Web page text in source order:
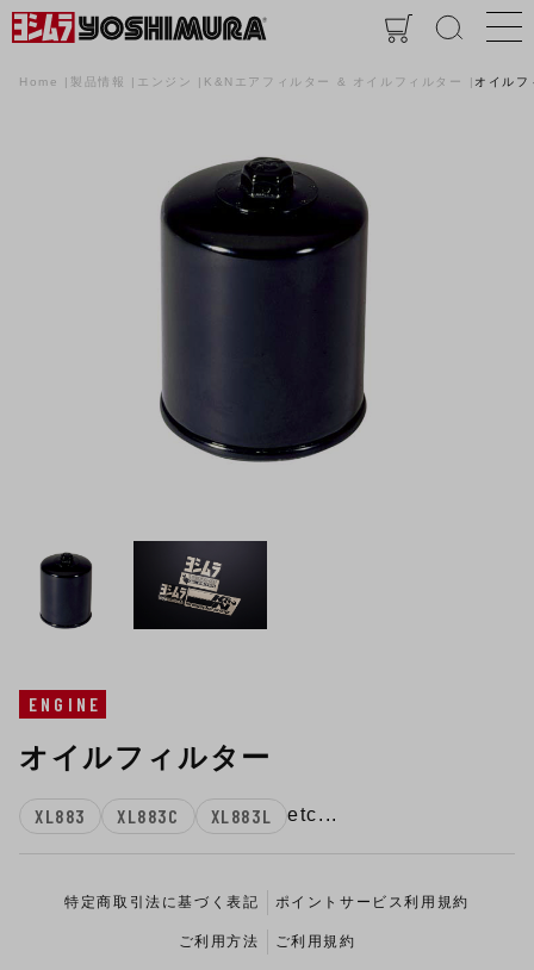
Home 製品情報 エンジン K&Nエアフィルター & オイルフィルター オイルフ
ENGINE
オイルフィルター
XL883 XL883C XL883L etc...
特定商取引法に基づく表記 ポイントサービス利用規約
ご利用方法 ご利用規約